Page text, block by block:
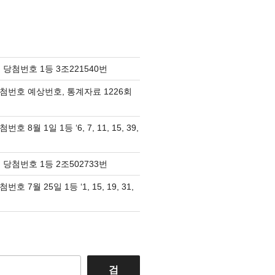
당첨번호 1등 3조221540번
번호 예상번호, 통계자료 1226회
번호 8월 1일 1등 ‘6, 7, 11, 15, 39,
당첨번호 1등 2조502733번
번호 7월 25일 1등 ‘1, 15, 19, 31,
검